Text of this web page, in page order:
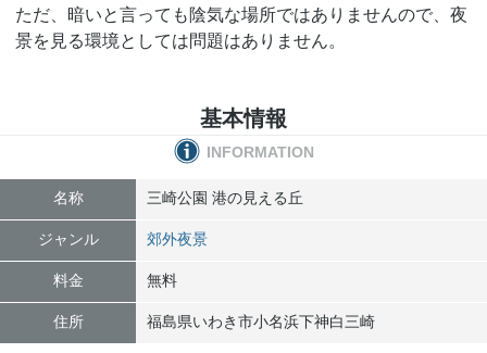
ただ、暗いと言っても陰気な場所ではありませんので、夜
景を見る環境としては問題はありません。
基本情報
INFORMATION
名称 三崎公園 港の見える丘
ジャンル 郊外夜景
料金 無料
住所 福島県いわき市小名浜下神白三崎